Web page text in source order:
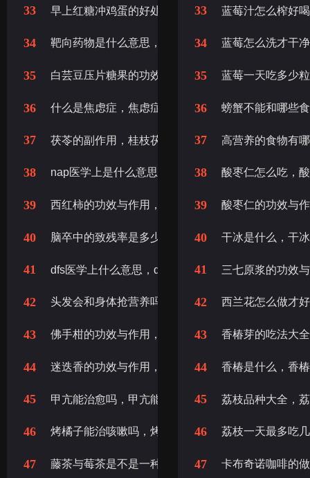
33 早上红糖冲鸡蛋的好处，鸡蛋冲红糖水喝有什么好处
34 靶向药物是什么意思，什么是靶向药物
35 白芸豆压片糖果的功效与作用，益生菌白芸豆压片糖
36 什么是焦虑症，焦虑症是什么意思啊
37 茯苓的副作用，桂枝茯苓胶囊的副作用，桂枝茯苓丸
38 nap医学上是什么意思，nap医学上代表什么
39 西红柿的功效与作用，西红柿生吃的功效与作用
40 脑卒中的致残率是多少，脑卒致残率多少
41 dfs医学上什么意思，dfs是什么意思
42 头发会和身体抢营养吗，留长头发会和身体抢营养吗
43 佛手柑的功效与作用，佛手柑精油的功效与作用，佛
44 迷迭香的功效与作用，迷迭香精油的功效与作用
45 甲亢能治愈吗，甲亢能治好吗
46 烤橘子能治咳嗽吗，烤橘子治咳嗽是不是真的，咳嗽
47 藤茶与莓茶是不是一种茶，莓茶与藤茶是不是一种茶
33 蓝莓汁怎么榨好
34 蓝莓怎么洗才干
35 蓝莓一天吃多少
36 螃蟹不能和哪些
37 高营养的食物有
38 酸枣仁怎么吃，
39 酸枣仁的功效与
40 干冰是什么，干
41 三七原浆的功效
42 西兰花怎么做才
43 香椿芽的吃法大
44 香椿是什么，香
45 荔枝品种大全，
46 荔枝一天最多吃
47 卡布奇诺咖啡的